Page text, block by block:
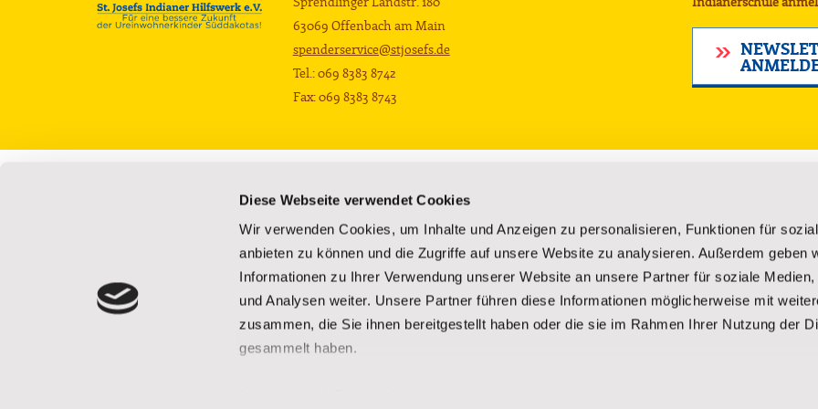
Diese Webseite verwendet Cookies
Wir verwenden Cookies, um Inhalte und Anzeigen zu personalisieren, Funktionen für
anbieten zu können und die Zugriffe auf unsere Website zu analysieren. Außerdem geben
Informationen zu Ihrer Verwendung unserer Website an unsere Partner für soziale Medien,
und Analysen weiter. Unsere Partner führen diese Informationen möglicherweise mit
zusammen, die Sie ihnen bereitgestellt haben oder die sie im Rahmen Ihrer Nutzung der
gesammelt haben.
Sprendlinger Landstr. 180
63069 Offenbach am Main
spenderservice@stjosefs.de
Tel.: 069 8383 8742
Fax: 069 8383 8743
Indianerschule
Was die Projekte bewirken
Erholung
Geschichte der Schule
Die Kinder
Schulbildung
Betreuung und Versorgung
Bücherbus
Aktuelle Herausforderungen
Videos
Reservate
Sagen und Legenden
Geschichte der Lakota
Im Kino
Kostenlose Broschüre anfordern
Vorstand
Unsere
Fragen und
Spender-